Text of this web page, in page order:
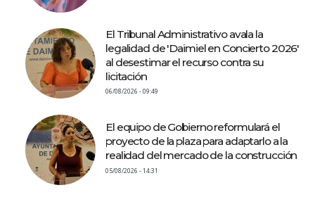
El Tribunal Administrativo avala la
legalidad de 'Daimiel en Concierto 2026'
al desestimar el recurso contra su
licitación
06/08/2026 - 09:49
El equipo de Gobierno reformulará el
proyecto de la plaza para adaptarlo a la
realidad del mercado de la construcción
05/08/2026 - 14:31